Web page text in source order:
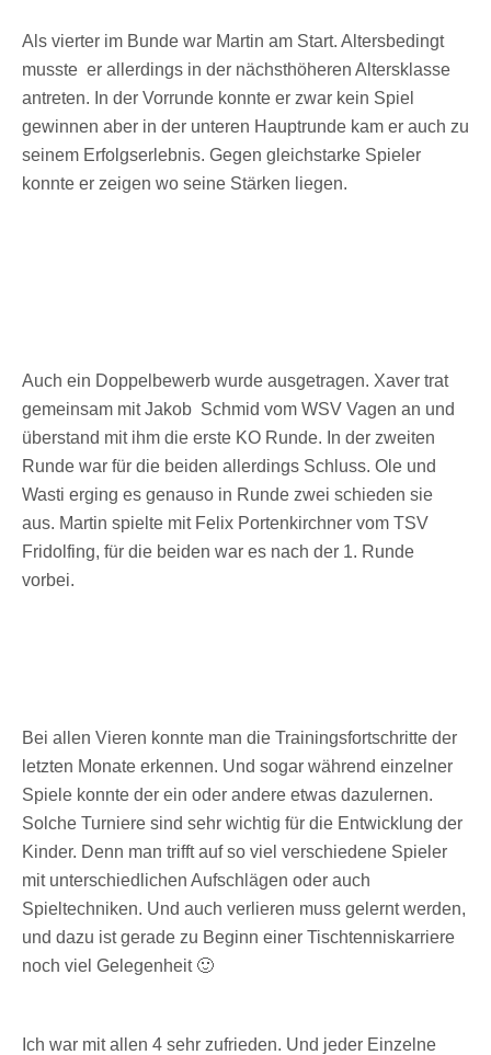
Als vierter im Bunde war Martin am Start. Altersbedingt
musste er allerdings in der nächsthöheren Altersklasse
antreten. In der Vorrunde konnte er zwar kein Spiel
gewinnen aber in der unteren Hauptrunde kam er auch zu
seinem Erfolgserlebnis. Gegen gleichstarke Spieler
konnte er zeigen wo seine Stärken liegen.
Auch ein Doppelbewerb wurde ausgetragen. Xaver trat
gemeinsam mit Jakob Schmid vom WSV Vagen an und
überstand mit ihm die erste KO Runde. In der zweiten
Runde war für die beiden allerdings Schluss. Ole und
Wasti erging es genauso in Runde zwei schieden sie
aus. Martin spielte mit Felix Portenkirchner vom TSV
Fridolfing, für die beiden war es nach der 1. Runde
vorbei.
Bei allen Vieren konnte man die Trainingsfortschritte der
letzten Monate erkennen. Und sogar während einzelner
Spiele konnte der ein oder andere etwas dazulernen.
Solche Turniere sind sehr wichtig für die Entwicklung der
Kinder. Denn man trifft auf so viel verschiedene Spieler
mit unterschiedlichen Aufschlägen oder auch
Spieltechniken. Und auch verlieren muss gelernt werden,
und dazu ist gerade zu Beginn einer Tischtenniskarriere
noch viel Gelegenheit 🙂
Ich war mit allen 4 sehr zufrieden. Und jeder Einzelne